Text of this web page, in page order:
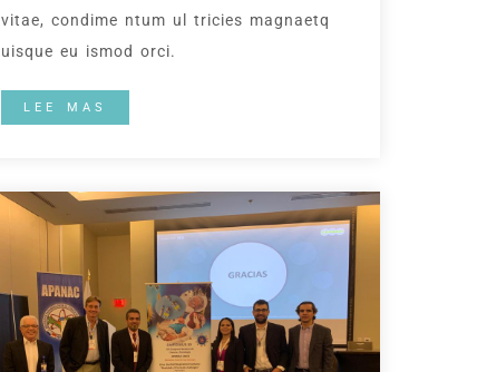
vitae, condime ntum ul tricies magnaetq
uisque eu ismod orci.
LEE MAS